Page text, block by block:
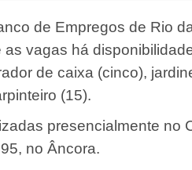
de Empregos de Rio
as vagas há
de caixa (cinco),
(15).
presencialmente no
no Âncora.